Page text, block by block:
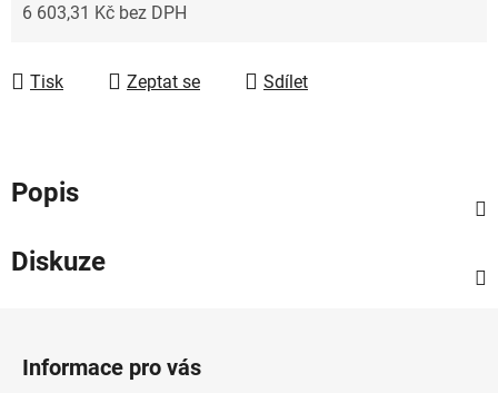
6 603,31 Kč bez DPH
Tisk
Zeptat se Sdílet
Popis
Diskuze
Informace pro vás